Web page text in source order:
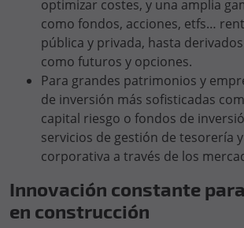
optimizar costes, y una amplia
como fondos, acciones, etfs…
pública y privada, hasta
como futuros y opciones.
Para grandes patrimonios y
de inversión más sofisticadas
capital riesgo o fondos de
servicios de gestión de tesorería
corporativa a través de los
Innovación constante
en construcción